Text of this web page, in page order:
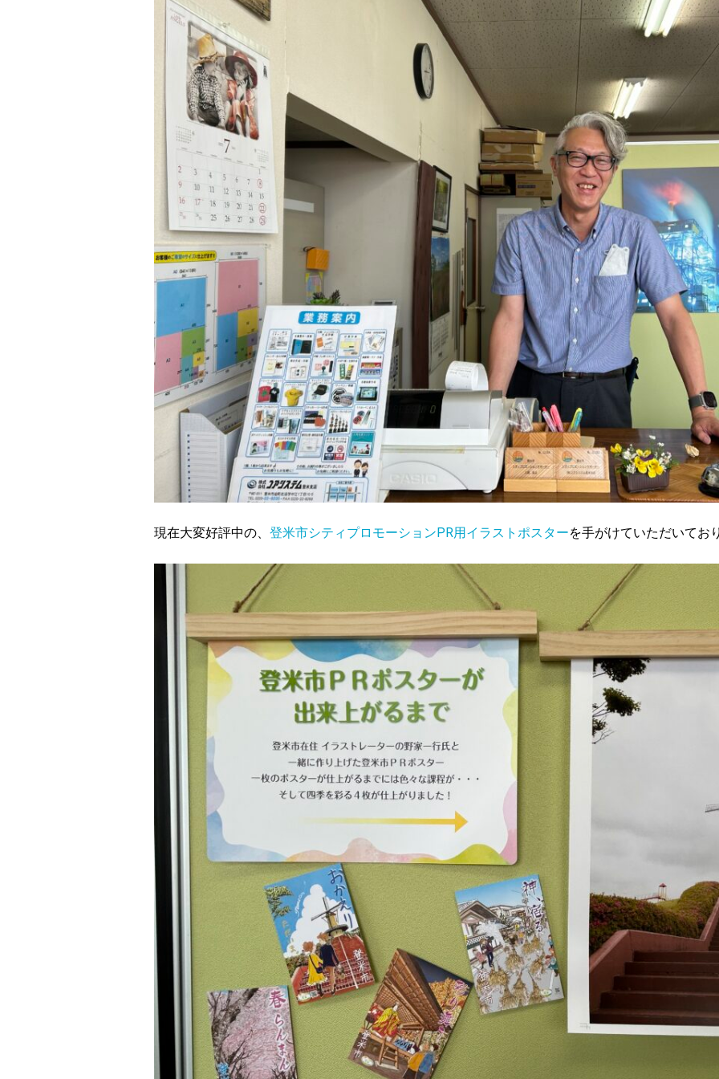
現在大変好評中の、 登米市シティプロモーションPR用イラストポスターを手がけていただいてお